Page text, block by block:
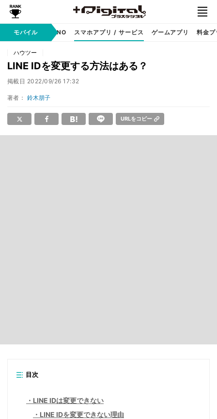
モバイル
携帯キャリア MVNO スマホアプリ / サービス ゲームアプリ 料金プ
ハウツー
LINE IDを変更する方法はある？
掲載日 2022/09/26 17:32
著者： 鈴木朋子
URLをコピー
目次
LINE IDは変更できない
LINE IDを変更できない理由